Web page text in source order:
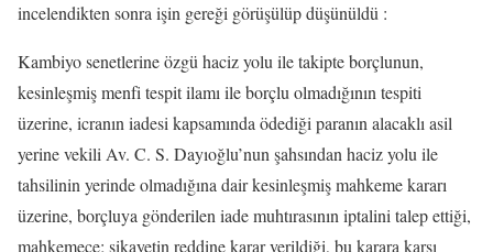
incelendikten sonra işin gereği görüşülüp düşünüldü :
Kambiyo senetlerine özgü haciz yolu ile takipte borçlunun,
kesinleşmiş menfi tespit ilamı ile borçlu olmadığının tespiti
üzerine, icranın iadesi kapsamında ödediği paranın alacaklı asil
yerine vekili Av. C. S. Dayıoğlu’nun şahsından haciz yolu ile
tahsilinin yerinde olmadığına dair kesinleşmiş mahkeme kararı
üzerine, borçluya gönderilen iade muhtırasının iptalini talep ettiği,
mahkemece; şikayetin reddine karar verildiği, bu karara karşı